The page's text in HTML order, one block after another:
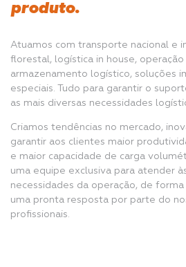
produto.
Atuamos com transporte nacional e
florestal, logística in house, operação
armazenamento logístico, soluções
especiais. Tudo para garantir o
as mais diversas necessidades
Criamos tendências no mercado,
garantir aos clientes maior
e maior capacidade de carga
uma equipe exclusiva para atender
necessidades da operação, de
uma pronta resposta por parte do
profissionais.